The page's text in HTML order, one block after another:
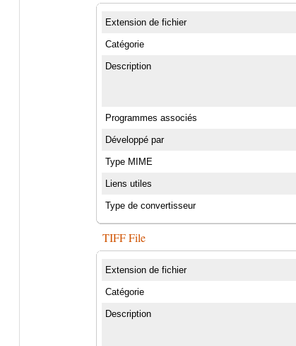
Extension de fichier
Catégorie
Description
Programmes associés
Développé par
Type MIME
Liens utiles
Type de convertisseur
TIFF File
Extension de fichier
Catégorie
Description